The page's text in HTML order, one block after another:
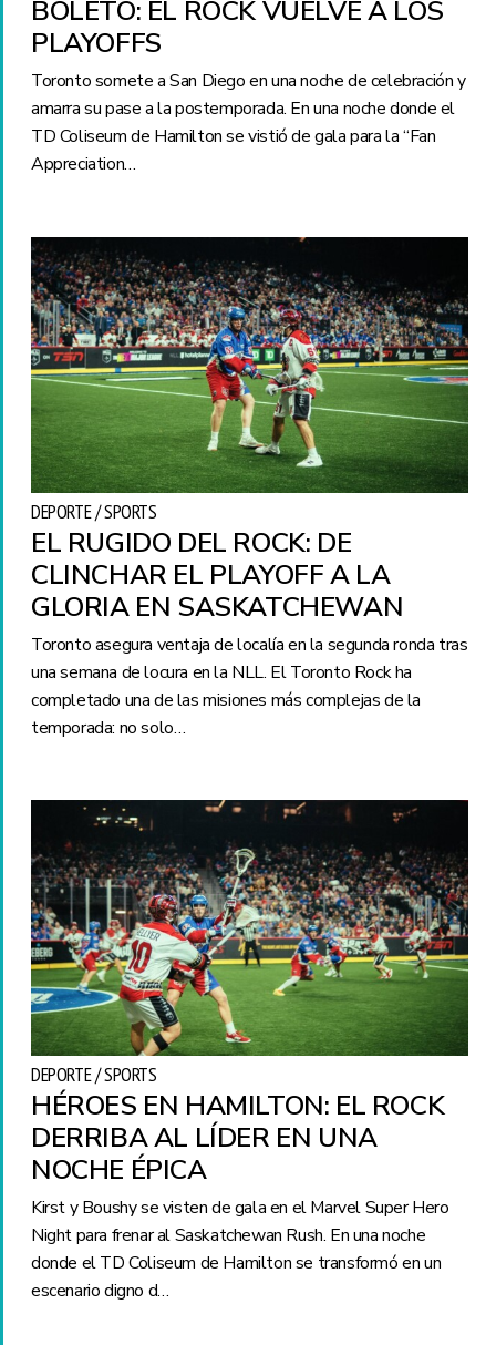
BOLETO: EL ROCK VUELVE A LOS
PLAYOFFS
Toronto somete a San Diego en una noche de celebración y
amarra su pase a la postemporada. En una noche donde el
TD Coliseum de Hamilton se vistió de gala para la “Fan
Appreciation…
DEPORTE / SPORTS
EL RUGIDO DEL ROCK: DE
CLINCHAR EL PLAYOFF A LA
GLORIA EN SASKATCHEWAN
Toronto asegura ventaja de localía en la segunda ronda tras
una semana de locura en la NLL. El Toronto Rock ha
completado una de las misiones más complejas de la
temporada: no solo…
DEPORTE / SPORTS
HÉROES EN HAMILTON: EL ROCK
DERRIBA AL LÍDER EN UNA
NOCHE ÉPICA
Kirst y Boushy se visten de gala en el Marvel Super Hero
Night para frenar al Saskatchewan Rush. En una noche
donde el TD Coliseum de Hamilton se transformó en un
escenario digno d…